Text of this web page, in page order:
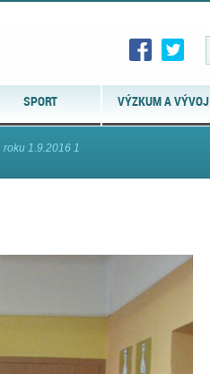
SPORT VÝZKUM A VÝVOJ
1.9.2016 1